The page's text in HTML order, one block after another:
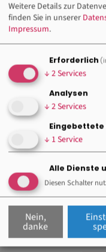
Gesellschaft
Weitere Details zur
finden Sie in unserer
Impressum.
Erforderlich
↓ 2 Services
Analysen
↓ 2 Services
↓ 1 Service
Alle Dienste
Diesen Schalter
Nein,
danke